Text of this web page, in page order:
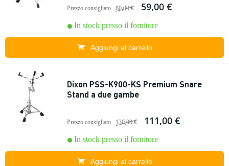
Prezzo consigliato 80,00 € 59,00 €
In stock presso il fornitore
Aggiungi al carrello
Dixon PSS-K900-KS Premium Snare
Stand a due gambe
Prezzo consigliato 130,00 € 111,00 €
In stock presso il fornitore
Aggiungi al carrello